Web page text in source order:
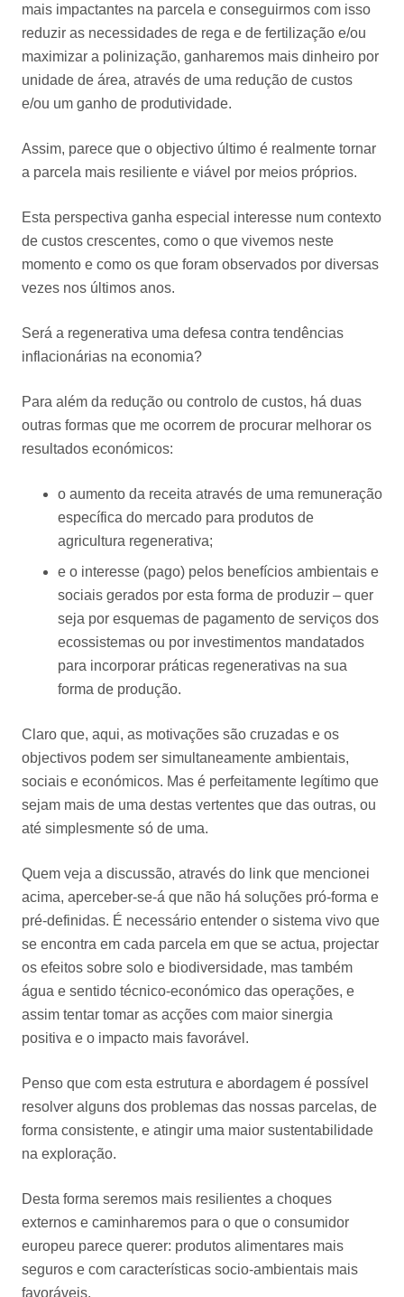
mais impactantes na parcela e conseguirmos com isso
reduzir as necessidades de rega e de fertilização e/ou
maximizar a polinização, ganharemos mais dinheiro por
unidade de área, através de uma redução de custos
e/ou um ganho de produtividade.
Assim, parece que o objectivo último é realmente tornar
a parcela mais resiliente e viável por meios próprios.
Esta perspectiva ganha especial interesse num contexto
de custos crescentes, como o que vivemos neste
momento e como os que foram observados por diversas
vezes nos últimos anos.
Será a regenerativa uma defesa contra tendências
inflacionárias na economia?
Para além da redução ou controlo de custos, há duas
outras formas que me ocorrem de procurar melhorar os
resultados económicos:
o aumento da receita através de uma remuneração
específica do mercado para produtos de
agricultura regenerativa;
e o interesse (pago) pelos benefícios ambientais e
sociais gerados por esta forma de produzir – quer
seja por esquemas de pagamento de serviços dos
ecossistemas ou por investimentos mandatados
para incorporar práticas regenerativas na sua
forma de produção.
Claro que, aqui, as motivações são cruzadas e os
objectivos podem ser simultaneamente ambientais,
sociais e económicos. Mas é perfeitamente legítimo que
sejam mais de uma destas vertentes que das outras, ou
até simplesmente só de uma.
Quem veja a discussão, através do link que mencionei
acima, aperceber-se-á que não há soluções pró-forma e
pré-definidas. É necessário entender o sistema vivo que
se encontra em cada parcela em que se actua, projectar
os efeitos sobre solo e biodiversidade, mas também
água e sentido técnico-económico das operações, e
assim tentar tomar as acções com maior sinergia
positiva e o impacto mais favorável.
Penso que com esta estrutura e abordagem é possível
resolver alguns dos problemas das nossas parcelas, de
forma consistente, e atingir uma maior sustentabilidade
na exploração.
Desta forma seremos mais resilientes a choques
externos e caminharemos para o que o consumidor
europeu parece querer: produtos alimentares mais
seguros e com características socio-ambientais mais
favoráveis.